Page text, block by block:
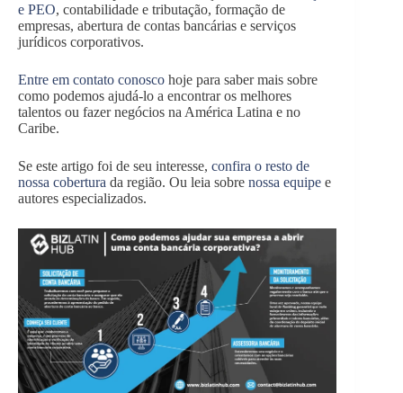
e PEO, contabilidade e tributação, formação de
empresas, abertura de contas bancárias e serviços
jurídicos corporativos.
Entre em contato conosco hoje para saber mais sobre
como podemos ajudá-lo a encontrar os melhores
talentos ou fazer negócios na América Latina e no
Caribe.
Se este artigo foi de seu interesse, confira o resto de
nossa cobertura da região. Ou leia sobre nossa equipe e
autores especializados.